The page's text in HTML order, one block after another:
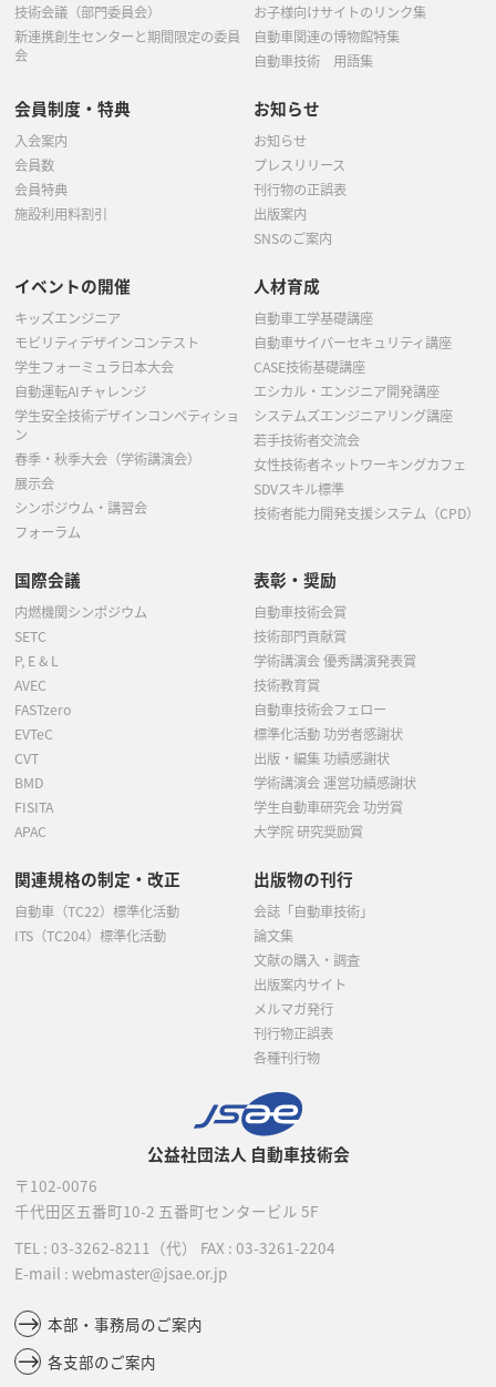
公益社団法人 自動車技術会
〒102-0076
千代田区五番町10-2 五番町センタービル 5F
TEL : 03-3262-8211 （代） FAX : 03-3261-2204
E-mail : webmaster@jsae.or.jp
本部・事務局のご案内
各支部のご案内
技術会議（部門委員会）
新連携創生センターと期間限定の委員
会
お子様向けサイトのリンク集
自動車関連の博物館特集
自動車技術 用語集
会員制度・特典
入会案内
会員数
会員特典
施設利用料割引
お知らせ
お知らせ
プレスリリース
刊行物の正誤表
出版案内
SNSのご案内
イベントの開催
キッズエンジニア
モビリティデザインコンテスト
学生フォーミュラ日本大会
自動運転AIチャレンジ
学生安全技術デザインコンペティショ
ン
春季・秋季大会（学術講演会）
展示会
シンポジウム・講習会
フォーラム
人材育成
自動車工学基礎講座
自動車サイバーセキュリティ講座
CASE技術基礎講座
エシカル・エンジニア開発講座
システムズエンジニアリング講座
若手技術者交流会
女性技術者ネットワーキングカフェ
SDVスキル標準
技術者能力開発支援システム（CPD）
国際会議
内燃機関シンポジウム
SETC
P, E & L
AVEC
FASTzero
EVTeC
CVT
BMD
FISITA
APAC
表彰・奨励
自動車技術会賞
技術部門貢献賞
学術講演会 優秀講演発表賞
技術教育賞
自動車技術会フェロー
標準化活動 功労者感謝状
出版・編集 功績感謝状
学術講演会 運営功績感謝状
学生自動車研究会 功労賞
大学院 研究奨励賞
関連規格の制定・改正
自動車（TC22）標準化活動
ITS（TC204）標準化活動
出版物の刊行
会誌「自動車技術」
論文集
文献の購入・調査
出版案内サイト
メルマガ発行
刊行物正誤表
各種刊行物